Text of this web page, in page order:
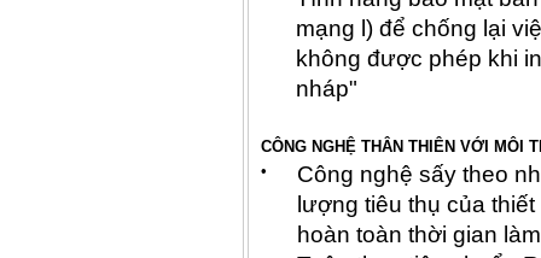
mạng l) để chống lại
không được phép khi
nháp"
CÔNG NGHỆ THÂN THIÊN VỚI MÔI
•
Công nghệ sấy theo
lượng tiêu thụ của
hoàn toàn thời gian